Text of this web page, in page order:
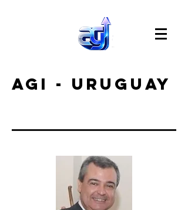
agi - Uruguay